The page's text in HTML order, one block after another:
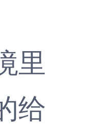
里
给